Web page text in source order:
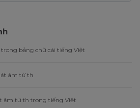
bảng chữ cái tiếng Việt
âm từ th
âm từ th trong tiếng Việt